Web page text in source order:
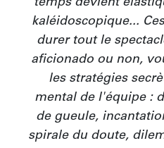
temps devient
kaléidoscopique...
durer tout le
aficionado ou non,
les stratégies
mental de l'équipe :
de gueule,
spirale du doute,